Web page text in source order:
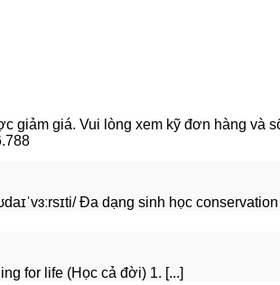
giảm giá. Vui lòng xem kỹ đơn hàng và
Đa dạng sinh học conservation /
for life (Học cả đời) 1. [...]